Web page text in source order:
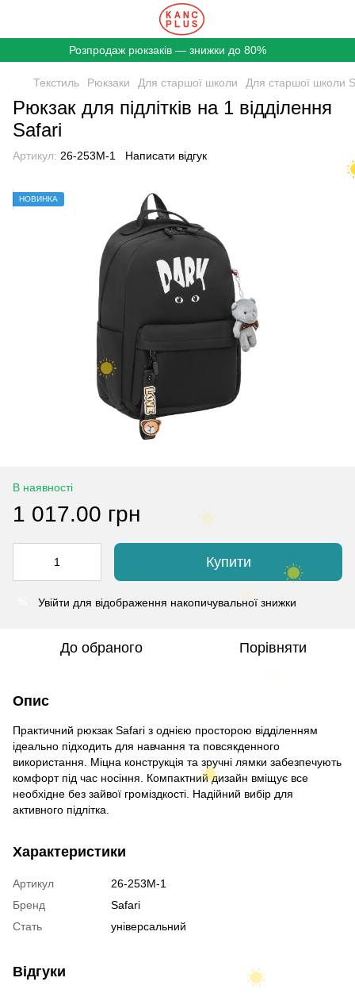
Розпродаж рюкзаків — знижки до 80%
Текстиль Рюкзаки Для старшої школи Для старшої школи
Рюкзак для підлітків на 1 відділення
Safari
Артикул: 26-253M-1 Написати відгук
НОВИНКА
В наявності
1 017.00 грн
Купити
Увійти для відображення накопичувальної знижки
До обраного Порівняти
Опис
Практичний рюкзак Safari з однією просторою відділенням
ідеально підходить для навчання та повсякденного
використання. Міцна конструкція та зручні лямки забезпечують
комфорт під час носіння. Компактний дизайн вміщує все
необхідне без зайвої громіздкості. Надійний вибір для
активного підлітка.
Характеристики
Артикул
26-253M-1
Бренд
Safari
Стать
універсальний
Відгуки